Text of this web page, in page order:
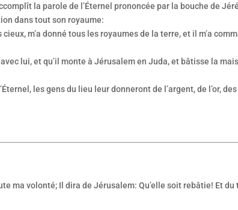
la parole de l’Éternel prononcée par la bouche de
dans tout son royaume:
m’a donné tous les royaumes de la terre, et il m’a
lui, et qu’il monte à Jérusalem en Juda, et bâtisse la
les gens du lieu leur donneront de l’argent, de l’or,
ma volonté; Il dira de Jérusalem: Qu’elle soit rebâtie! Et du